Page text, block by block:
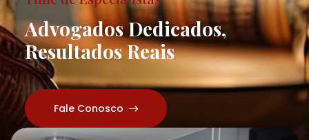
Advogados Dedicados,
Resultados Reais
Fale Conosco